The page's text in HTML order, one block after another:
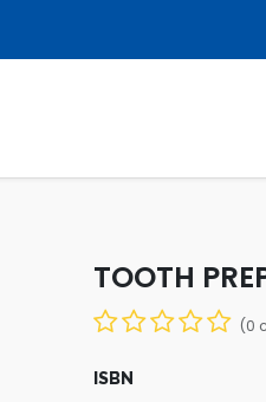
TOOTH
(0
ISBN